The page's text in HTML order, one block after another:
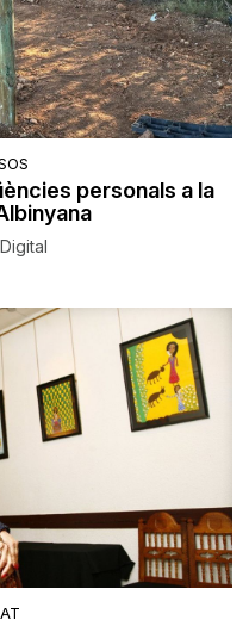
personals a la